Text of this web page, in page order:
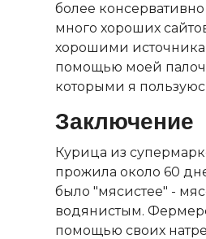
более
много хороших
хорошими
помощью моей
которыми я
Заключение
Курица из
прожила около 60
было "мясистее" -
водянистым.
помощью своих